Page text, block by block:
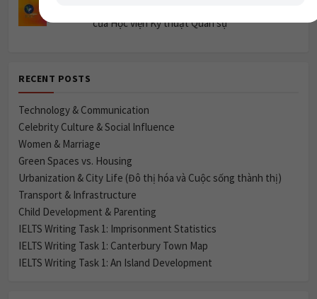
của Học viện Kỹ thuật Quân sự
RECENT POSTS
Technology & Communication
Celebrity Culture & Social Influence
Women & Marriage
Green Spaces vs. Housing
Urbanization & City Life (Đô thị hóa và Cuộc sống thành thị)
Transport & Infrastructure
Child Development & Parenting
IELTS Writing Task 1: Imprisonment Statistics
IELTS Writing Task 1: Canterbury Town Map
IELTS Writing Task 1: An Island Development